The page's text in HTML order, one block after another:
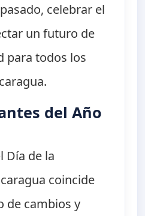
celebrar el
un futuro de
para todos los
del Año
Día de la
coincide
de cambios y